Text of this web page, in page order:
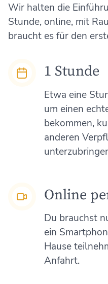
Wir halten die
Stunde, online, mit
braucht es für den
1 Stunde
Etwa eine
um einen
bekommen,
anderen
Online
Du brauchst
ein
Hause
Anfahrt.